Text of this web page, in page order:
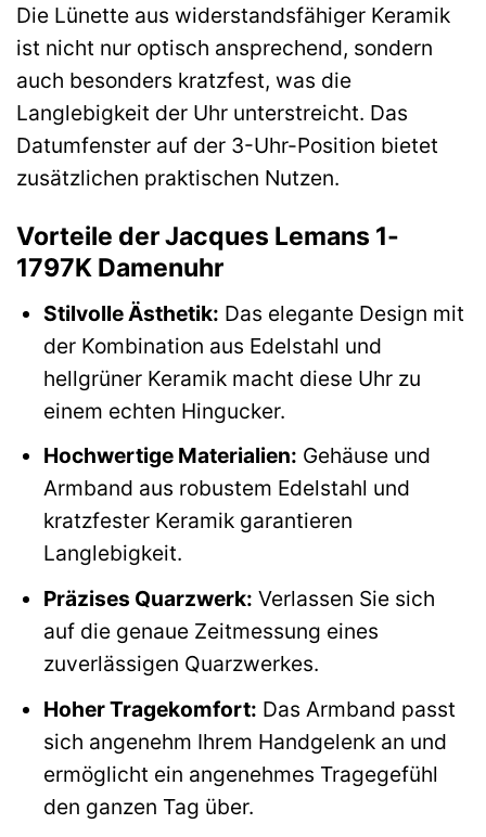
Die Lünette aus widerstandsfähiger Keramik
ist nicht nur optisch ansprechend, sondern
auch besonders kratzfest, was die
Langlebigkeit der Uhr unterstreicht. Das
Datumfenster auf der 3-Uhr-Position bietet
zusätzlichen praktischen Nutzen.
Vorteile der Jacques Lemans 1-
1797K Damenuhr
Stilvolle Ästhetik: Das elegante Design mit
der Kombination aus Edelstahl und
hellgrüner Keramik macht diese Uhr zu
einem echten Hingucker.
Hochwertige Materialien: Gehäuse und
Armband aus robustem Edelstahl und
kratzfester Keramik garantieren
Langlebigkeit.
Präzises Quarzwerk: Verlassen Sie sich
auf die genaue Zeitmessung eines
zuverlässigen Quarzwerkes.
Hoher Tragekomfort: Das Armband passt
sich angenehm Ihrem Handgelenk an und
ermöglicht ein angenehmes Tragegefühl
den ganzen Tag über.